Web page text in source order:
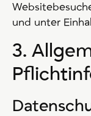
und unter
3.